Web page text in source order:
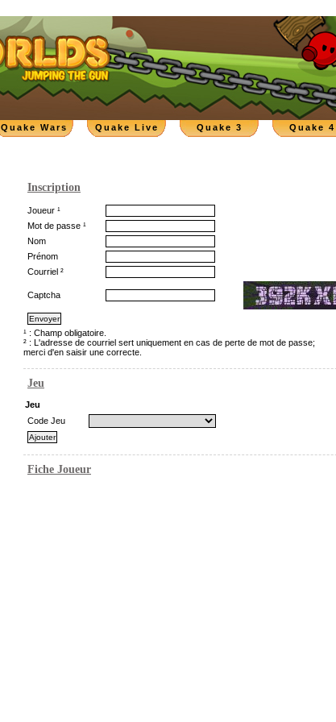
Quake 4
Quake 3
Quake Live
Quake Wars
Inscription
Joueur ¹
Mot de passe ¹
Nom
Prénom
Courriel ²
Captcha
¹ : Champ obligatoire.
² : L'adresse de courriel sert uniquement en cas de perte de mot de passe;
merci d'en saisir une correcte.
Jeu
Jeu
Code Jeu
Fiche Joueur